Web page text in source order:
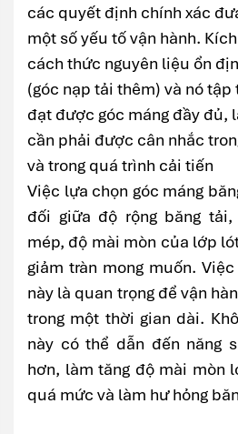
các quyết định chính xác
một số yếu tố vận hành.
cách thức nguyên liệu ổn
(góc nạp tải thêm) và nó tập
đạt được góc máng đầy đủ,
cần phải được cân nhắc
và trong quá trình cải tiến
Việc lựa chọn góc máng
đối giữa độ rộng băng
mép, độ mài mòn của lớp
giảm tràn mong muốn.
này là quan trọng để vận
trong một thời gian dài.
này có thể dẫn đến năng
hơn, làm tăng độ mài mòn
quá mức và làm hư hỏng